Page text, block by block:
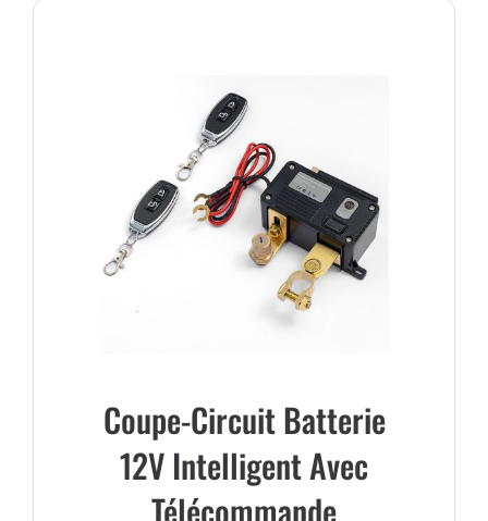
Coupe-Circuit Batterie
12V Intelligent Avec
Télécommande